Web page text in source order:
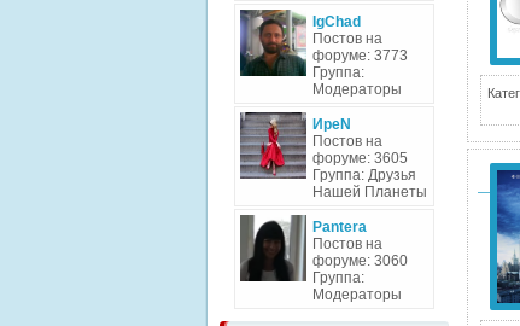
IgChad
Постов на
форуме: 3773
Группа:
Модераторы
ИреN
Постов на
форуме: 3605
Группа: Друзья
Нашей Планеты
Pantera
Постов на
форуме: 3060
Группа:
Модераторы